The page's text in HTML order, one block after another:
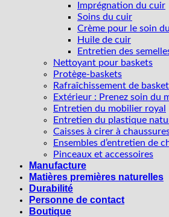
Imprégnation du cuir
Soins du cuir
Crème pour le soin
Huile de cuir
Entretien des
Nettoyant pour baskets
Protège-baskets
Rafraîchissement de
Extérieur : Prenez soin du
Entretien du mobilier royal
Entretien du plastique
Caisses à cirer à
Ensembles d’entretien de
Pinceaux et accessoires
Manufacture
Matières premières naturelles
Durabilité
Personne de contact
Boutique